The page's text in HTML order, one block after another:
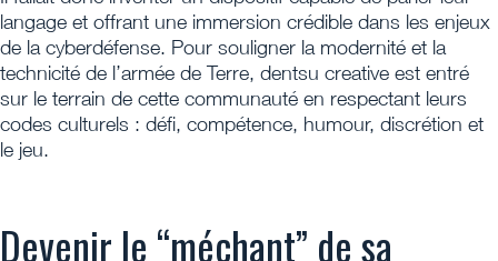
langage et offrant une immersion crédible dans les enjeux
de la cyberdéfense. Pour souligner la modernité et la
technicité de l’armée de Terre, dentsu creative est entré
sur le terrain de cette communauté en respectant leurs
codes culturels : défi, compétence, humour, discrétion et
le jeu.
Devenir le “méchant” de sa